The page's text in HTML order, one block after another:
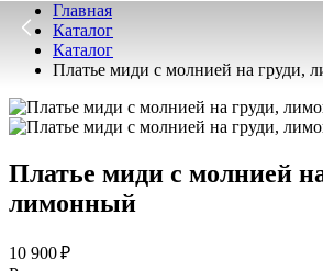
Главная
Каталог
Каталог
Платье миди с молнией на груди,
Платье миди с молнией
лимонный
10 900 ₽